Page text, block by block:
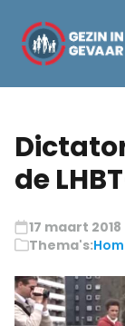
de
17 maart 2018
Thema's: